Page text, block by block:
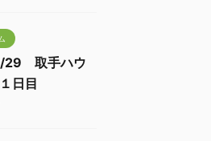
29 取手ハウ
日目